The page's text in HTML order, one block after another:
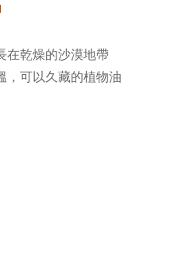
在乾燥的沙漠地帶
，可以久藏的植物油